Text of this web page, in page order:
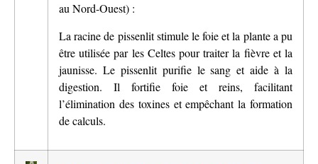
au Nord-Ouest) :
La racine de pissenlit stimule le foie et la plante a pu
être utilisée par les Celtes pour traiter la fièvre et la
jaunisse. Le pissenlit purifie le sang et aide à la
digestion. Il fortifie foie et reins, facilitant
l’élimination des toxines et empêchant la formation
de calculs.